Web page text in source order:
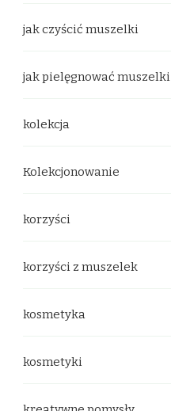
jak czyścić muszelki
jak pielęgnować muszelki
kolekcja
Kolekcjonowanie
korzyści
korzyści z muszelek
kosmetyka
kosmetyki